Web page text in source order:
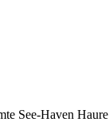
See-Haven